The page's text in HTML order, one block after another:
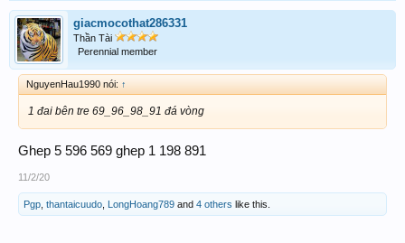
giacmocothat286331
Thần Tài
Perennial member
NguyenHau1990 nói: ↑
1 đai bên tre 69_96_98_91 đá vòng
Ghep 5 596 569 ghep 1 198 891
11/2/20
Pgp thantaicuudo LongHoang789 and 4 others like this.